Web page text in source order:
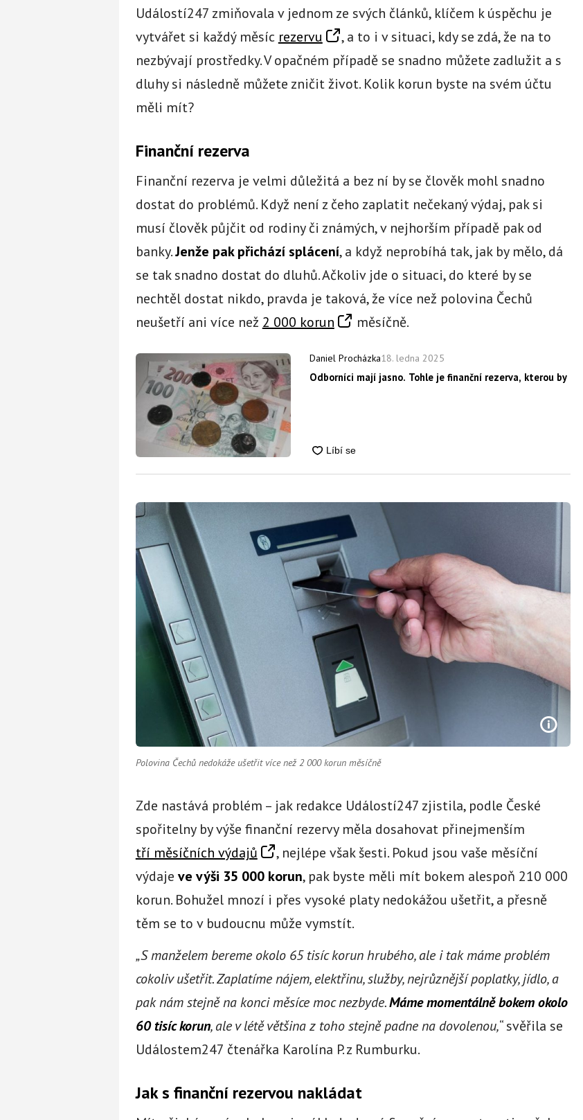
Událostí247 zmiňovala v jednom ze svých článků, klíčem k úspěchu je
vytvářet si každý měsíc rezervu
, a to i v situaci, kdy se zdá, že na to
nezbývají prostředky. V opačném případě se snadno můžete zadlužit a s
dluhy si následně můžete zničit život. Kolik korun byste na svém účtu
měli mít?
Finanční rezerva
Finanční rezerva je velmi důležitá a bez ní by se člověk mohl snadno
dostat do problémů. Když není z čeho zaplatit nečekaný výdaj, pak si
musí člověk půjčit od rodiny či známých, v nejhorším případě pak od
banky.Jenže pak přichází splácení, a když neprobíhá tak, jak by mělo, dá
se tak snadno dostat do dluhů. Ačkoliv jde o situaci, do které by se
nechtěl dostat nikdo, pravda je taková, že více než polovina Čechů
neušetří ani více než 2 000 korun měsíčně.
Daniel Procházka18. ledna 2025
Odborníci mají jasno. Tohle je finanční rezerva, kterou by
Polovina Čechů nedokáže ušetřit více než 2 000 korun měsíčně
Zde nastává problém – jak redakce Událostí247 zjistila, podle České
spořitelny by výše finanční rezervy měla dosahovat přinejmenším
tří měsíčních výdajů
, nejlépe však šesti. Pokud jsou vaše měsíční
výdaje ve výši 35 000 korun, pak byste měli mít bokem alespoň 210 000
korun. Bohužel mnozí i přes vysoké platy nedokážou ušetřit, a přesně
těm se to v budoucnu může vymstít.
„S manželem bereme okolo 65 tisíc korun hrubého, ale i tak máme problém
cokoliv ušetřit. Zaplatíme nájem, elektřinu, služby, nejrůznější poplatky, jídlo, a
pak nám stejně na konci měsíce moc nezbyde.Máme momentálně bokem okolo
60 tisíc korun, ale v létě většina z toho stejně padne na dovolenou,“ svěřila se
Událostem247 čtenářka Karolína P. z Rumburku.
Jak s finanční rezervou nakládat